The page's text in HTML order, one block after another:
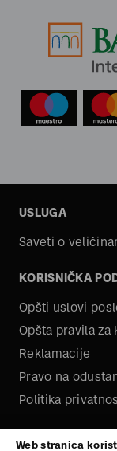
USLUGA
Saveti o
KORISNIČKA
Opšti uslovi
Opšta pravila
Reklamacije
Pravo na
Politika
Web stranica